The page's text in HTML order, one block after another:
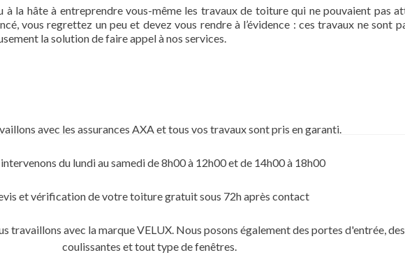
à la hâte à entreprendre vous-même les travaux de toiture qui ne pouvaient pas
vous regrettez un peu et devez vous rendre à l’évidence : ces travaux ne sont
la solution de faire appel à nos services.
avec les assurances AXA et tous vos travaux sont pris en garanti.
du lundi au samedi de 8h00 à 12h00 et de 14h00 à 18h00
et vérification de votre toiture gratuit sous 72h après contact
travaillons avec la marque VELUX. Nous posons également des portes d'entrée,
coulissantes et tout type de fenêtres.